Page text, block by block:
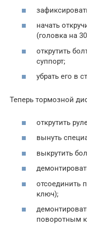
начать
(головка на
открутить
суппорт;
убрать его в
Теперь тормозной
открутить
вынуть
выкрутить
отсоединить
ключ);
поворотным